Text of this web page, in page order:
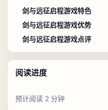
剑与远征启程游戏特色
剑与远征启程游戏优势
剑与远征启程游戏点评
阅读进度
预计阅读 2 分钟